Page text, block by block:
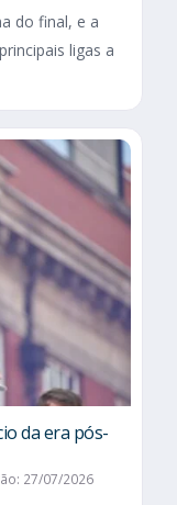
do final, e a
ligas a
da era pós-
27/07/2026